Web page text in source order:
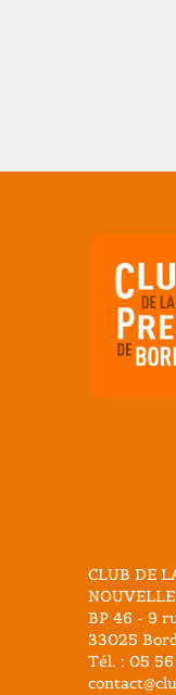
CLUB DE
BP 46 - 9
33025
Tél. : 05